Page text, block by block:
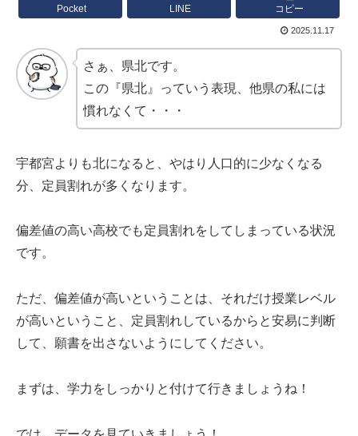
Pocket LINE コピー
2025.11.17
さぁ、県北です。
この『県北』っていう表現、他県の私には
慣れなくて・・・
宇都宮よりも北になると、やはり人口的に少なくなる
分、定員割れが多くなります。
偏差値の高い高校でも定員割れをしてしまっている状況
です。
ただ、偏差値が高いということは、それだけ授業レベル
が高いということ、定員割れしているからと安易に判断
して、願書を出さないようにしてください。
まずは、学力をしっかりと付けて行きましょうね！